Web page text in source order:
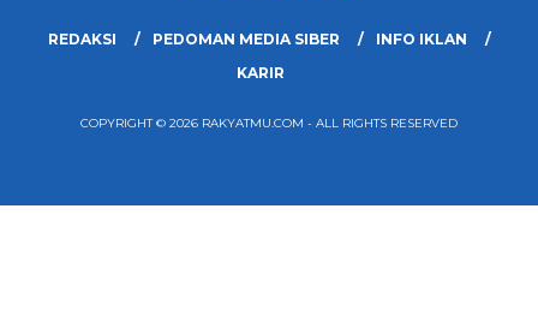
REDAKSI PEDOMAN MEDIA SIBER
INFO IKLAN
KARIR
COPYRIGHT © 2026 RAKYATMU.COM - ALL RIGHTS RESERVED